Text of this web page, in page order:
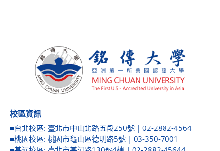
校區資訊
■台北校區: 臺北市中山北路五段250號 | 02-2882-4564
■桃園校區: 桃園市龜山區德明路5號 | 03-350-7001